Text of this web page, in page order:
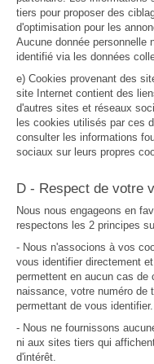
tiers pour proposer des
d'optimisation pour les
Aucune donnée personnelle
identifié via les données
e) Cookies provenant des
site Internet contient des
d'autres sites et réseaux
les cookies utilisés par ces
consulter les informations
sociaux sur leurs propres
D - Respect de votre
Nous nous engageons en
respectons les 2 principes
- Nous n'associons à vos
vous identifier directement
permettent en aucun cas de
naissance, votre numéro de
permettant de vous identifier.
- Nous ne fournissons
ni aux sites tiers qui
d'intérêt.